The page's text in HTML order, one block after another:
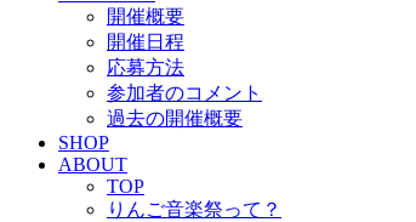
開催概要
開催日程
応募方法
参加者のコメント
過去の開催概要
SHOP
ABOUT
TOP
りんご音楽祭って？